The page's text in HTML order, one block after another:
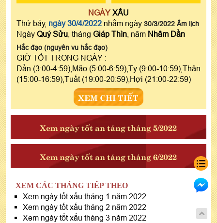
NGÀYXẤU
Thứ bảy, ngày 30/4/2022 nhằm ngày 30/3/2022 Âm lịch
Ngày Quý Sửu , tháng Giáp Thìn , năm Nhâm Dần
Hắc đạo (nguyên vu hắc đạo)
GIỜ TỐT TRONG NGÀY :
Dần (3:00-4:59),Mão (5:00-6:59),Tỵ (9:00-10:59),Thân
(15:00-16:59),Tuất (19:00-20:59),Hợi (21:00-22:59)
XEM CHI TIẾT
Xem ngày tốt an táng tháng 5/2022
Xem ngày tốt an táng tháng 6/2022
XEM CÁC THÁNG TIẾP THEO
Xem ngày tốt xấu tháng 1 năm 2022
Xem ngày tốt xấu tháng 2 năm 2022
Xem ngày tốt xấu tháng 3 năm 2022